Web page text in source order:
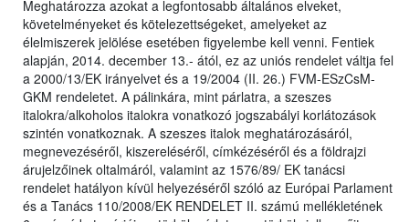
Meghatározza azokat a legfontosabb általános elveket,
követelményeket és kötelezettségeket, amelyeket az
élelmiszerek jelölése esetében figyelembe kell venni. Fentiek
alapján, 2014. december 13.- ától, ez az uniós rendelet váltja fel
a 2000/13/EK irányelvet és a 19/2004 (II. 26.) FVM-ESzCsM-
GKM rendeletet. A pálinkára, mint párlatra, a szeszes
italokra/alkoholos italokra vonatkozó jogszabályi korlátozások
szintén vonatkoznak. A szeszes italok meghatározásáról,
megnevezéséről, kiszereléséről, címkézéséről és a földrajzi
árujelzőinek oltalmáról, valamint az 1576/89/ EK tanácsi
rendelet hatályon kívül helyezéséről szóló az Európai Parlament
és a Tanács 110/2008/EK RENDELET II. számú mellékletének